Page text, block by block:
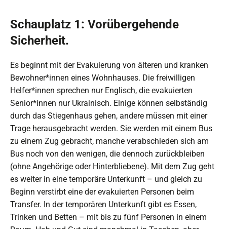
Schauplatz 1: Vorübergehende
Sicherheit.
Es beginnt mit der Evakuierung von älteren und kranken
Bewohner*innen eines Wohnhauses. Die freiwilligen
Helfer*innen sprechen nur Englisch, die evakuierten
Senior*innen nur Ukrainisch. Einige können selbständig
durch das Stiegenhaus gehen, andere müssen mit einer
Trage herausgebracht werden. Sie werden mit einem Bus
zu einem Zug gebracht, manche verabschieden sich am
Bus noch von den wenigen, die dennoch zurückbleiben
(ohne Angehörige oder Hinterbliebene). Mit dem Zug geht
es weiter in eine temporäre Unterkunft – und gleich zu
Beginn verstirbt eine der evakuierten Personen beim
Transfer. In der temporären Unterkunft gibt es Essen,
Trinken und Betten – mit bis zu fünf Personen in einem